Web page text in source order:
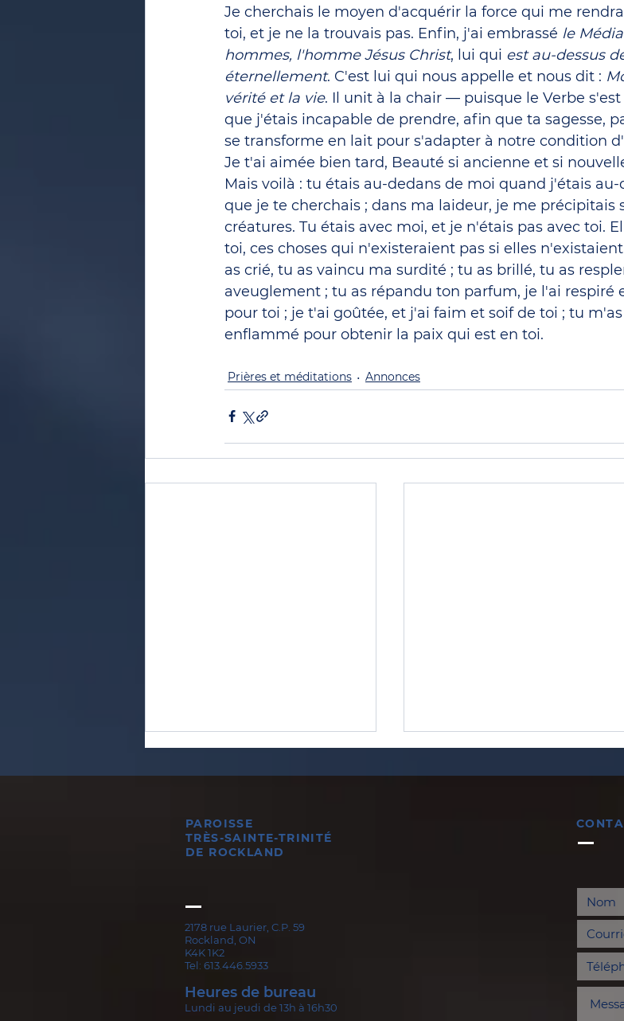
Je cherchais le moyen d'acquérir la force qui me
toi, et je ne la trouvais pas. Enfin, j'ai embrassé le
hommes, l'homme Jésus Christ, lui qui est au-dessus
éternellement. C'est lui qui nous appelle et nous dit :
vérité et la vie. Il unit à la chair — puisque le Verbe
que j'étais incapable de prendre, afin que ta sagesse,
se transforme en lait pour s'adapter à notre condition
Je t'ai aimée bien tard, Beauté si ancienne et si
Mais voilà : tu étais au-dedans de moi quand j'étais
que je te cherchais ; dans ma laideur, je me précipitais
créatures. Tu étais avec moi, et je n'étais pas avec toi.
toi, ces choses qui n'existeraient pas si elles
as crié, tu as vaincu ma surdité ; tu as brillé, tu as
aveuglement ; tu as répandu ton parfum, je l'ai respiré
pour toi ; je t'ai goûtée, et j'ai faim et soif de toi ; tu
enflammé pour obtenir la paix qui est en toi.
Prières et méditations Annonces
Notes biographiques -
Août 2026
Bulletin paroissial du 2 et
PAROISSE
TRÈS-SAINTE-TRINITÉ
DE ROCKLAND
2178 rue Laurier, C.P. 59
Rockland, ON
K4K 1K2
Tel: 613.446.5933
Heures de bureau
Lundi au jeudi de 13h à 16h30